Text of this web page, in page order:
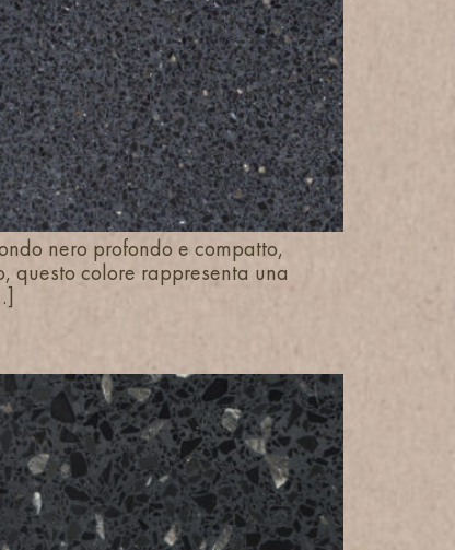
nero profondo e compatto,
questo colore rappresenta una